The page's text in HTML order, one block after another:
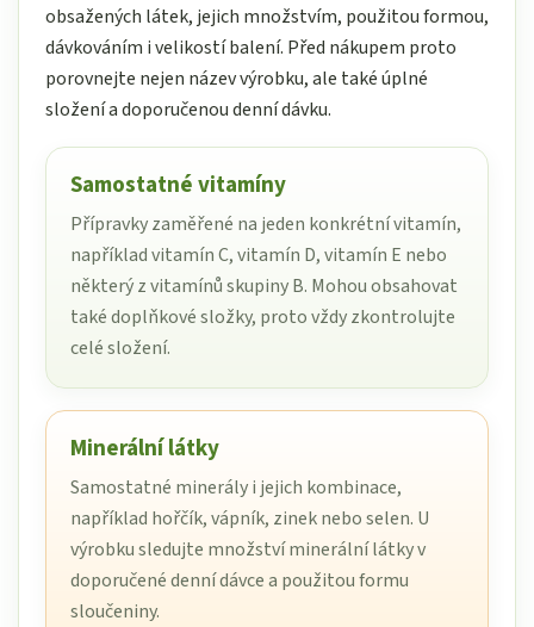
obsažených látek, jejich množstvím, použitou formou,
dávkováním i velikostí balení. Před nákupem proto
porovnejte nejen název výrobku, ale také úplné
složení a doporučenou denní dávku.
Samostatné vitamíny
Přípravky zaměřené na jeden konkrétní vitamín,
například vitamín C, vitamín D, vitamín E nebo
některý z vitamínů skupiny B. Mohou obsahovat
také doplňkové složky, proto vždy zkontrolujte
celé složení.
Minerální látky
Samostatné minerály i jejich kombinace,
například hořčík, vápník, zinek nebo selen. U
výrobku sledujte množství minerální látky v
doporučené denní dávce a použitou formu
sloučeniny.